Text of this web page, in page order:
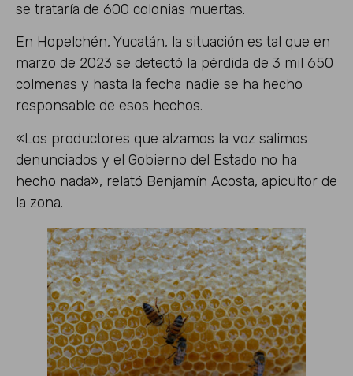
se trataría de 600 colonias muertas.
En Hopelchén, Yucatán, la situación es tal que en
marzo de 2023 se detectó la pérdida de 3 mil 650
colmenas y hasta la fecha nadie se ha hecho
responsable de esos hechos.
«Los productores que alzamos la voz salimos
denunciados y el Gobierno del Estado no ha
hecho nada», relató Benjamín Acosta, apicultor de
la zona.